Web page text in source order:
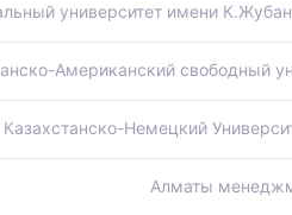
университет имени
Американский свободный
Казахстанско-Немецкий
Алматы